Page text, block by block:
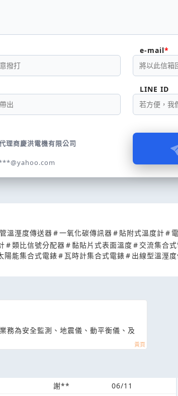
e-mail
LINE ID
理商慶洪電機有限公司
溫溼度傳送器#一氧化碳傳訊器# 貼附式溫度計#
#類比信號分配器#黏貼片式表面溫度# 交流集合
陽能集合式電錶# 瓦時計集合式電錶# 出線型溫溼
務為安全監測、地震儀、動平衡儀、及
謝**
06/11